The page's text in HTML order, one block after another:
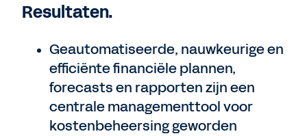
Resultaten.
Geautomatiseerde, nauwkeurige en
efficiënte financiële plannen,
forecasts en rapporten zijn een
centrale managementtool voor
kostenbeheersing geworden